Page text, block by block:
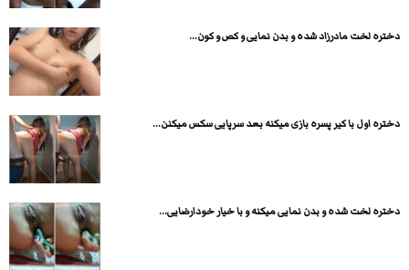
دختره لخت مادرزاد شده و بدن نمایی و کص و کون...
دختره اول با کیر پسره بازی میکنه بعد سرپایی سکس میکنن...
دختره لخت شده و بدن نمایی میکنه و با خیار خودارضایی...